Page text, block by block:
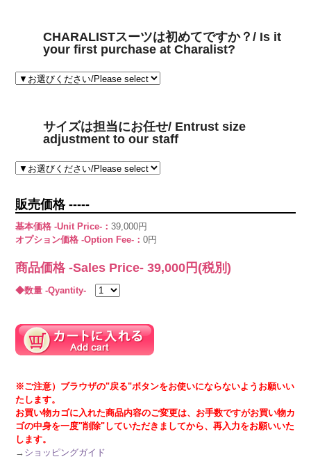
CHARALISTスーツは初めてですか？/ Is it
your first purchase at Charalist?
サイズは担当にお任せ/ Entrust size
adjustment to our staff
販売価格 -----
基本価格 -Unit Price-：39,000円
オプション価格 -Option Fee-：0円
商品価格 -Sales Price-39,000 円(税別)
◆数量 -Qyantity-
※ご注意）ブラウザの"戻る"ボタンをお使いにならないようお願いい
たします。
お買い物カゴに入れた商品内容のご変更は、お手数ですがお買い物カ
ゴの中身を一度"削除"していただきましてから、再入力をお願いいた
します。
→ ショッピングガイド